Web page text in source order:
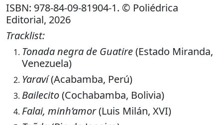
ISBN: 978-84-09-81904-1. © Poliédrica
Editorial, 2026
Tracklist:
Tonada negra de Guatire(Estado Miranda,
Venezuela)
Yaraví(Acabamba, Perú)
Bailecito(Cochabamba, Bolivia)
Falai, minh’amor(Luis Milán, XVI)